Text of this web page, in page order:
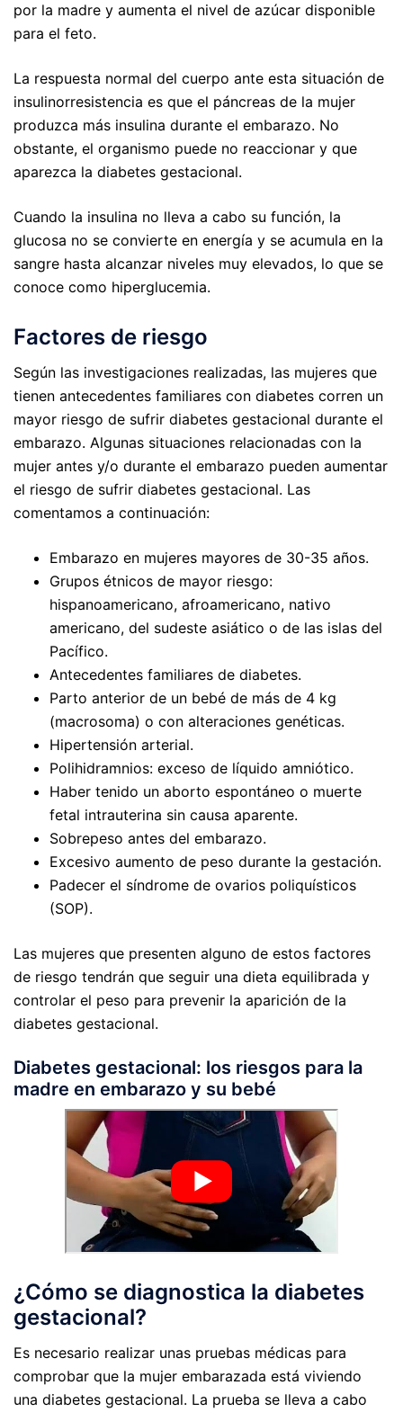
por la madre y aumenta el nivel de azúcar disponible
para el feto.
La respuesta normal del cuerpo ante esta situación de
insulinorresistencia es que el páncreas de la mujer
produzca más insulina durante el embarazo. No
obstante, el organismo puede no reaccionar y que
aparezca la diabetes gestacional.
Cuando la insulina no lleva a cabo su función, la
glucosa no se convierte en energía y se acumula en la
sangre hasta alcanzar niveles muy elevados, lo que se
conoce como hiperglucemia.
Factores de riesgo
Según las investigaciones realizadas, las mujeres que
tienen antecedentes familiares con diabetes corren un
mayor riesgo de sufrir diabetes gestacional durante el
embarazo. Algunas situaciones relacionadas con la
mujer antes y/o durante el embarazo pueden aumentar
el riesgo de sufrir diabetes gestacional. Las
comentamos a continuación:
Embarazo en mujeres mayores de 30-35 años.
Grupos étnicos de mayor riesgo:
hispanoamericano, afroamericano, nativo
americano, del sudeste asiático o de las islas del
Pacífico.
Antecedentes familiares de diabetes.
Parto anterior de un bebé de más de 4 kg
(macrosoma) o con alteraciones genéticas.
Hipertensión arterial.
Polihidramnios: exceso de líquido amniótico.
Haber tenido un aborto espontáneo o muerte
fetal intrauterina sin causa aparente.
Sobrepeso antes del embarazo.
Excesivo aumento de peso durante la gestación.
Padecer el síndrome de ovarios poliquísticos
(SOP).
Las mujeres que presenten alguno de estos factores
de riesgo tendrán que seguir una dieta equilibrada y
controlar el peso para prevenir la aparición de la
diabetes gestacional.
Diabetes gestacional: los riesgos para la
madre en embarazo y su bebé
¿Cómo se diagnostica la diabetes
gestacional?
Es necesario realizar unas pruebas médicas para
comprobar que la mujer embarazada está viviendo
una diabetes gestacional. La prueba se lleva a cabo